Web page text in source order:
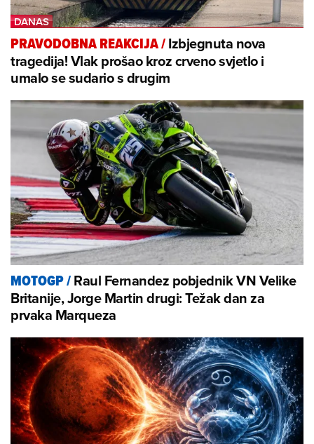
PRAVODOBNA REAKCIJA/Izbjegnuta nova
tragedija! Vlak prošao kroz crveno svjetlo i
umalo se sudario s drugim
MOTOGP/Raul Fernandez pobjednik VN Velike
Britanije, Jorge Martin drugi: Težak dan za
prvaka Marqueza